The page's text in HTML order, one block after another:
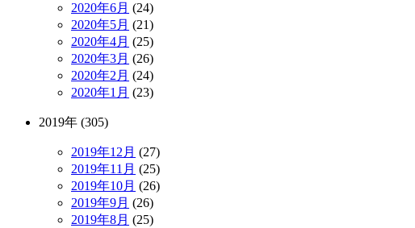
2020年6月 (24)
2020年5月 (21)
2020年4月 (25)
2020年3月 (26)
2020年2月 (24)
2020年1月 (23)
2019年 (305)
2019年12月 (27)
2019年11月 (25)
2019年10月 (26)
2019年9月 (26)
2019年8月 (25)